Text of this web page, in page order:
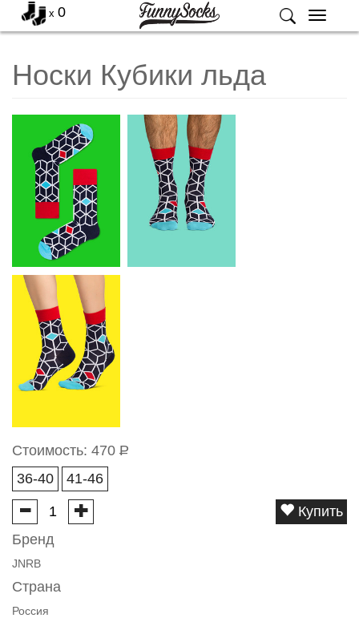
Меню
x 0
Носки Кубики льда
Стоимость: 470 Р
36-40
41-46
Купить
Бренд
JNRB
Страна
Россия